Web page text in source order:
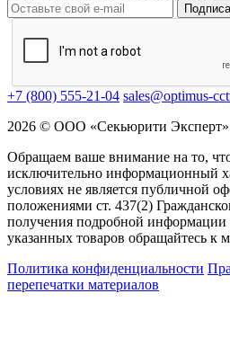
+7 (800) 555-21-04 sales@optimus-
2026 © ООО «Секьюрити Эксперт»
Обращаем ваше внимание на то,
исключительно информационный
условиях не является публичной
положениями ст. 437(2)
получения подробной информации
указанных товаров обращайтесь к
Политика конфиденциальности
перепечатки материалов